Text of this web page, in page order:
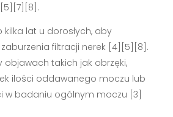
kilka lat u dorosłych, aby
filtracji nerek [4][5][8].
objawach takich jak obrzęki,
ilości oddawanego moczu lub
w badaniu ogólnym moczu [3]